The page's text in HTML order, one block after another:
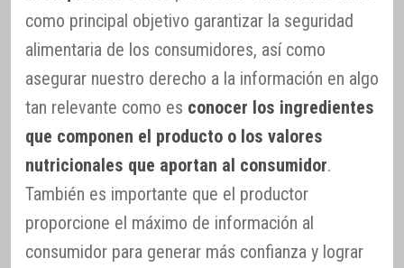
como principal objetivo garantizar la seguridad
alimentaria de los consumidores, así como
asegurar nuestro derecho a la información en algo
tan relevante como es conocer los ingredientes
que componen el producto o los valores
nutricionales que aportan al consumidor.
También es importante que el productor
proporcione el máximo de información al
consumidor para generar más confianza y lograr